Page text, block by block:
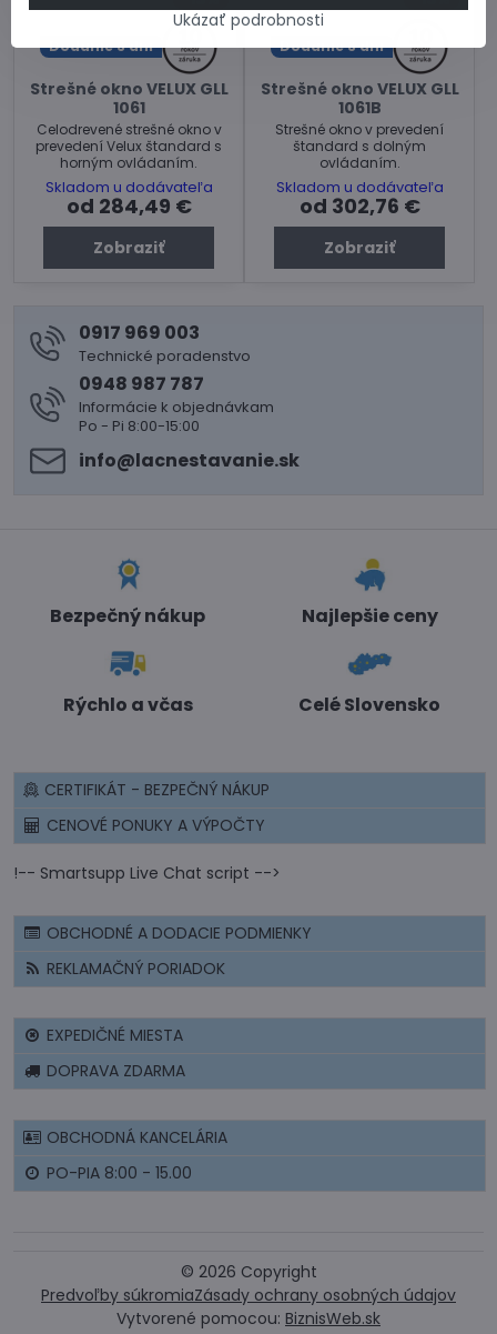
Dodanie 3 dni
Strešné okno VELUX GLL
1061
Celodrevené strešné okno v
prevedení Velux štandard s
horným ovládaním.
Skladom u dodávateľa
od 284,49 €
Zobraziť
Dodanie 3 dni
Strešné okno VELUX GLL
1061B
Strešné okno v prevedení
štandard s dolným
ovládaním.
Skladom u dodávateľa
od 302,76 €
Zobraziť
0917 969 003
Technické poradenstvo
0948 987 787
Informácie k objednávkam
Po - Pi 8:00-15:00
info​@lacnestavanie​.sk
Bezpečný nákup Najlepšie ceny
Rýchlo a včas Celé Slovensko
CERTIFIKÁT - BEZPEČNÝ NÁKUP
CENOVÉ PONUKY A VÝPOČTY
!-- Smartsupp Live Chat script -->
OBCHODNÉ A DODACIE PODMIENKY
REKLAMAČNÝ PORIADOK
EXPEDIČNÉ MIESTA
DOPRAVA ZDARMA
OBCHODNÁ KANCELÁRIA
PO-PIA 8:00 - 15.00
© 2026 Copyright
Predvoľby súkromiaZásady ochrany osobných údajov
Vytvorené pomocou: BiznisWeb.sk
Ukázať podrobnosti